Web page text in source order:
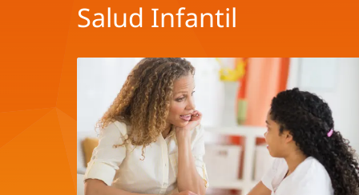
Salud Infantil
Juice